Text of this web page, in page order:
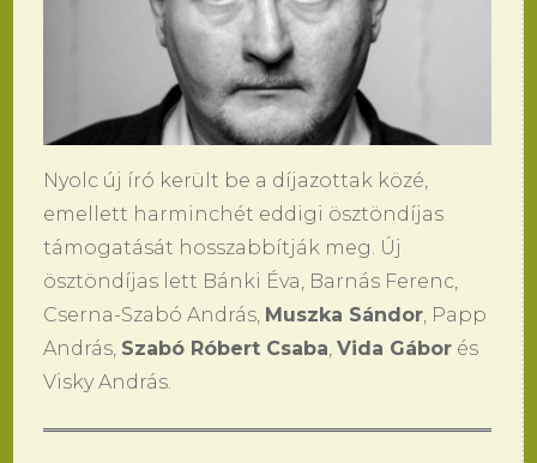
Nyolc új író került be a díjazottak közé,
emellett harminchét eddigi ösztöndíjas
támogatását hosszabbítják meg. Új
ösztöndíjas lett Bánki Éva, Barnás Ferenc,
Cserna-Szabó András, Muszka Sándor, Papp
András, Szabó Róbert Csaba,Vida Gábor és
Visky András.